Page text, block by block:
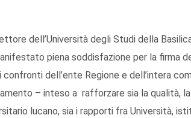
dell’Università degli Studi della
piena soddisfazione per la firma
dell’ente Regione e dell’intera
– inteso a rafforzare sia la qualità,
lucano, sia i rapporti fra Università,